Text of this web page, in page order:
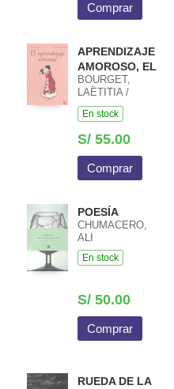
Comprar
APRENDIZAJE
AMOROSO, EL
BOURGET,
LAËTITIA /
HOUDART,
EMMANUELLE
En stock
S/ 55.00
Comprar
POESÍA
CHUMACERO,
ALI
En stock
S/ 50.00
Comprar
RUEDA DE LA